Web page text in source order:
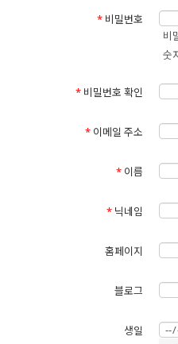
1.서비스 제공에 관한 계약 이행 및
컨텐츠 제공, 특정 맞춤 서비스 제
인인증, 구매 및 요금 결제, 요금추심
불량회원의 부정 이용방지와 비인
불만처리 등 민원처리, 고지사항 전달
3.신규 서비스 개발 및 마케팅
공 및 광고 게재, 서비스의 유효성
개인정보의 보유 및 이용기간
* 비밀번호
비
숫
* 비밀번호 확인
* 이메일 주소
* 이름
* 닉네임
홈페이지
블로그
생일